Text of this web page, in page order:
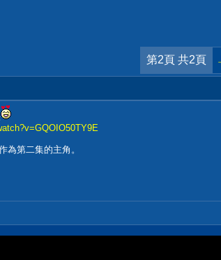
第2頁 共2頁
為第二集的主角。